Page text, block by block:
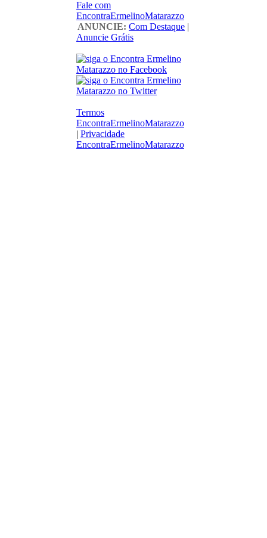
Fale com
EncontraErmelinoMatarazzo
ANUNCIE: Com Destaque |
Anuncie Grátis
Termos
EncontraErmelinoMatarazzo
| Privacidade
EncontraErmelinoMatarazzo